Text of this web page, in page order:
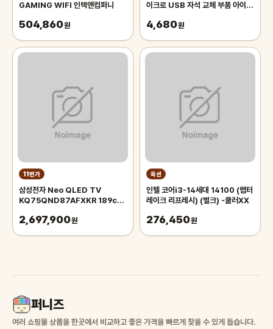
GAMING WIFI 인텍앤컴퍼니
504,860원
이크로 USB 자석 교체 부품 아이폰
7
4,680원
11번가
삼성전자 Neo QLED TV
KQ75QND87AFXKR 189cm
2,697,900원
옥션
인텔 코어i3-14세대 14100 (랩터
레이크 리프레시) (벌크) -쿨러XX
276,450원
퍼니즈
여러 쇼핑몰 상품을 한곳에서 비교하고 좋은 가격을 빠르게 찾을 수 있게 돕습니다.